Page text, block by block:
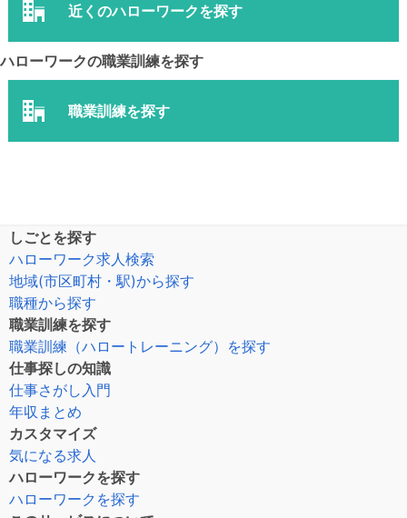
近くのハローワークを探す
ハローワークの職業訓練を探す
職業訓練を探す
しごとを探す
ハローワーク求人検索
地域(市区町村・駅)から探す
職種から探す
職業訓練を探す
職業訓練（ハロートレーニング）を探す
仕事探しの知識
仕事さがし入門
年収まとめ
カスタマイズ
気になる求人
ハローワークを探す
ハローワークを探す